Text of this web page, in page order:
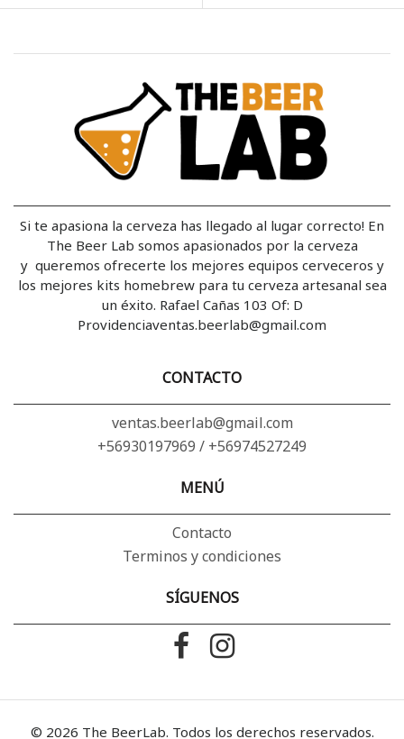
Si te apasiona la cerveza has llegado al lugar correcto! En
The Beer Lab somos apasionados por la cerveza
y queremos ofrecerte los mejores equipos cerveceros y
los mejores kits homebrew para tu cerveza artesanal sea
un éxito. Rafael Cañas 103 Of: D
Providenciaventas.beerlab@gmail.com
CONTACTO
ventas.beerlab@gmail.com
+56930197969 / +56974527249
MENÚ
Contacto
Terminos y condiciones
SÍGUENOS
© 2026 The BeerLab. Todos los derechos reservados.